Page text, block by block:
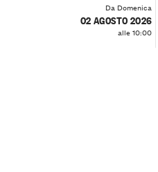
Da Domenica
02 AGOSTO 2026
alle 10:00